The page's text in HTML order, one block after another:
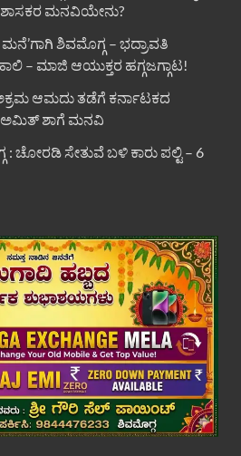
ಶಾಸಕರ ಮನವಿಯೇನು?
ಮನೆ’ಗಾಗಿ ಶಿವಮೊಗ್ಗ – ಭದ್ರಾವತಿ
– ಮಾಜಿ ಆಯುಕ್ತರ ಹಗ್ಗಜಗ್ಗಾಟ!
ಆಮದು ತಡೆಗೆ ಕರ್ನಾಟಕದ
ಶಾಗೆ ಮನವಿ
: ಚೋರಡಿ ಸೇತುವೆ ಬಳಿ ಕಾರು ಪಲ್ಟಿ – 6